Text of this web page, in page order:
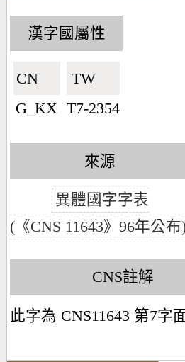
漢字國屬性
CN🇨🇳
G_KX
TW🇹🇼
T7-2354
來源
異體國字字表
(《CNS 11643》96年公布
CNS註解
此字為 CNS11643 第7字